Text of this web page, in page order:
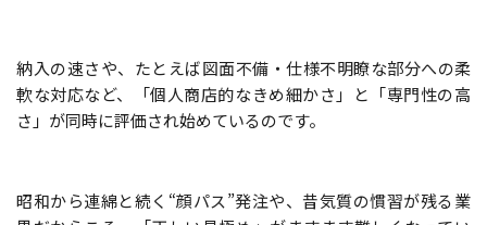
納入の速さや、たとえば図面不備・仕様不明瞭な部分への柔
軟な対応など、「個人商店的なきめ細かさ」と「専門性の高
さ」が同時に評価され始めているのです。
昭和から連綿と続く“顔パス”発注や、昔気質の慣習が残る業